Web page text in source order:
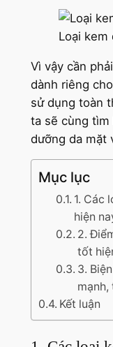
Loại
Vì vậy cần
dành riêng
sử dụng toàn
ta sẽ cùng tìm
dưỡng da mặt
Mục lục
1. Các
hiện
2.
tốt
3.
mạnh,
Kết luận